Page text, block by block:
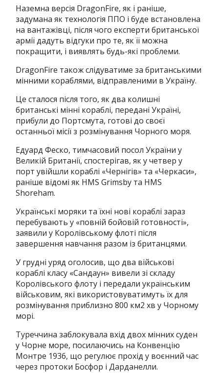
Наземна версія DragonFire, як і раніше,
задумана як технологія ППО і буде встановлена ​​
на вантажівці, після чого експерти британської
армії дадуть відгуки про те, як її можна
покращити, і виявлять будь-які проблеми.
DragonFire також слідуватиме за британськими
мінними кораблями, відправленими в Україну.
Це сталося після того, як два колишні
британські мінні кораблі, передані Україні,
прибули до Портсмута, готові до своєї
останньої місії з розмінування Чорного моря.
Едуард Феско, тимчасовий посол України у
Великій Британії, спостерігав, як у четвер у
порт увійшли кораблі «Чернігів» та «Черкаси»,
раніше відомі як HMS Grimsby та HMS
Shoreham.
Українські моряки та їхні нові кораблі зараз
перебувають у «повній бойовій готовності»,
заявили у Королівському флоті після
завершення навчання разом із британцями.
У грудні уряд оголосив, що два військові
кораблі класу «Сандаун» вивели зі складу
Королівського флоту і передали українським
військовим, які використовуватимуть їх для
розмінування приблизно 800 км2 хв у Чорному
морі.
Туреччина заблокувала вхід двох мінних суден
у Чорне море, посилаючись на Конвенцію
Монтре 1936, що регулює прохід у воєнний час
через протоки Босфор і Дарданелли.